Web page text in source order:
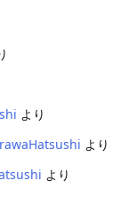
より
より
より